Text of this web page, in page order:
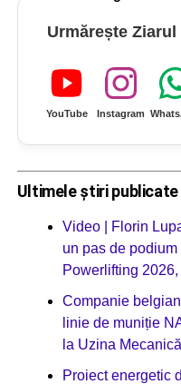
Urmărește
YouTube Instagram
Ultimele știri publicate
Video | Florin
un pas de
Powerlifting
Companie
linie de muniție
la Uzina
Proiect energetic